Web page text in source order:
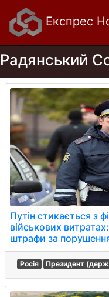
Експрес
Радянський
Путін стикається з
військових
штрафи за
Росія Президент